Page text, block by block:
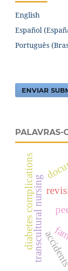
English
Español
Português
ENVIAR
PALAVRAS-
transcultural nursing
diabetes complications